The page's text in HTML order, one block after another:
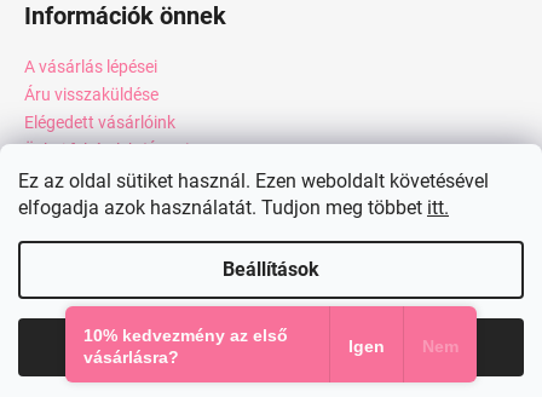
Ez az oldal sütiket használ. Ezen weboldalt követésével
elfogadja azok használatát. Tudjon meg többet itt.
Beállítások
Elfogadom
Információk önnek
A vásárlás lépései
Áru visszaküldése
Elégedett vásárlóink
Üzleti feltételek (ÁSZF)
Adatkezelési tájékoztató
Webáruház értékelése
Shoptet készítette
Copyright 2026miadresses.hu . Minden jog fenntartva.
10% kedvezmény az első
vásárlásra?
Igen Nem